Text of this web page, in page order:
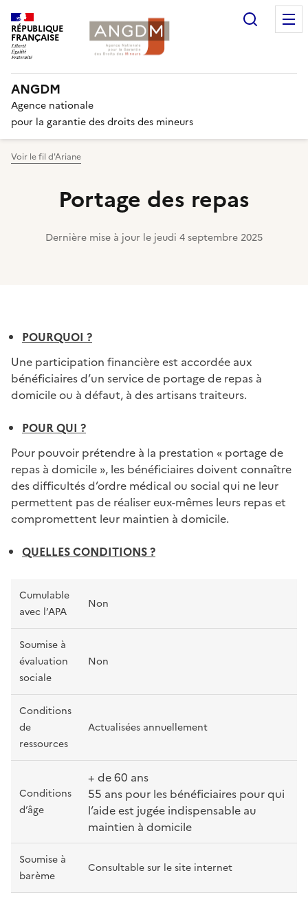
RÉPUBLIQUE
FRANÇAISE
ANGDM
Agence nationale
pour la garantie des droits des mineurs
Portage des repas
Dernière mise à jour le jeudi 4 septembre 2025
Voir le fil d'Ariane
POURQUOI ?
Une participation financière est accordée aux
bénéficiaires d’un service de portage de repas à
domicile ou à défaut, à des artisans traiteurs.
POUR QUI ?
Pour pouvoir prétendre à la prestation « portage de
repas à domicile », les bénéficiaires doivent connaître
des difficultés d’ordre médical ou social qui ne leur
permettent pas de réaliser eux-mêmes leurs repas et
compromettent leur maintien à domicile.
QUELLES CONDITIONS ?
Cumulable
avec l’APA
Non
Soumise à
évaluation
sociale
Non
Conditions
de
ressources
Actualisées annuellement
Conditions
d’âge
+ de 60 ans
55 ans pour les bénéficiaires pour qui
l’aide est jugée indispensable au
maintien à domicile
Soumise à
barème
Consultable sur le site internet